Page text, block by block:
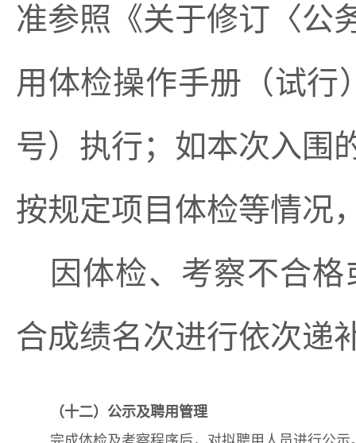
准参照《关于修订〈公
用体检操作手册（试行
号）执行； 如本次入围
按规定项目体检等情况
因体检、考察不合
合成绩名次进行依次递
（十二） 公示及聘用管理